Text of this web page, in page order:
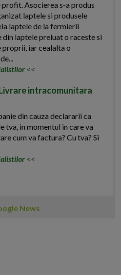
Asocierea s-a produs
laptele si produsele
laptele de la fermierii
laptele preluat o raceste si
iar cealalta o
<<
intracomunitara
din cauza declararii ca
tva, in momentul in care va
cum va factura? Cu tva? Si
<<
News